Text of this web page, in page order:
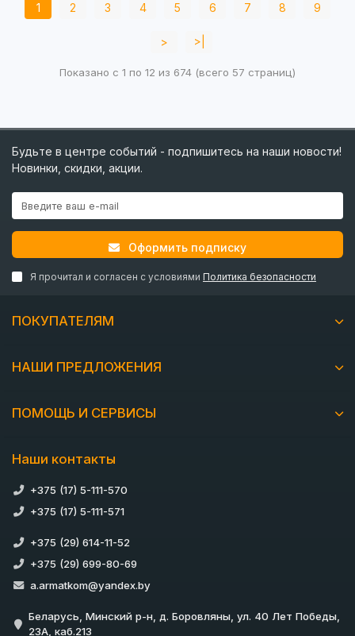
1 2 3 4 5 6 7 8 9
> >|
Показано с 1 по 12 из 674 (всего 57 страниц)
Будьте в центре событий - подпишитесь на наши новости!
Новинки, скидки, акции.
Оформить подписку
Я прочитал и согласен с условиями Политика безопасности
ПОКУПАТЕЛЯМ
НАШИ ПРЕДЛОЖЕНИЯ
ПОМОЩЬ И СЕРВИСЫ
Наши контакты
+375 (17) 5-111-570
+375 (17) 5-111-571
+375 (29) 614-11-52
+375 (29) 699-80-69
a.armatkom@yandex.by
Беларусь, Минский р-н, д. Боровляны, ул. 40 Лет Победы,
23А, каб.213